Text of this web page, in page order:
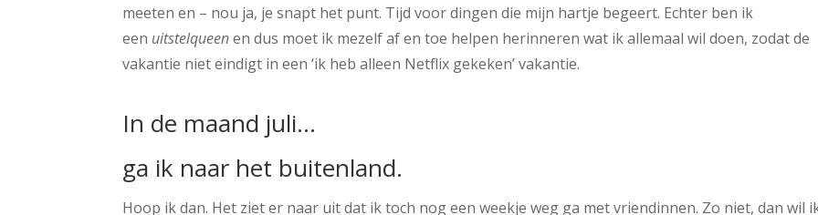
meeten en – nou ja, je snapt het punt. Tijd voor dingen die mijn hartje begeert. Echter ben ik
een uitstelqueenen dus moet ik mezelf af en toe helpen herinneren wat ik allemaal wil doen, zodat de
vakantie niet eindigt in een ‘ik heb alleen Netflix gekeken’ vakantie.
In de maand juli…
ga ik naar het buitenland.
Hoop ik dan. Het ziet er naar uit dat ik toch nog een weekje weg ga met vriendinnen. Zo niet, dan wil